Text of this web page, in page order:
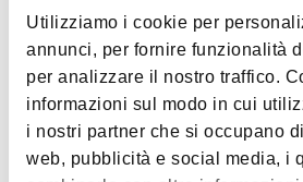
Utilizziamo i cookie per
annunci, per fornire funzionalità
per analizzare il nostro traffico.
informazioni sul modo in cui
i nostri partner che si occupano
web, pubblicità e social media, i
Specialità
Aperitivi... creativi!
Carte accettate
Bancomat